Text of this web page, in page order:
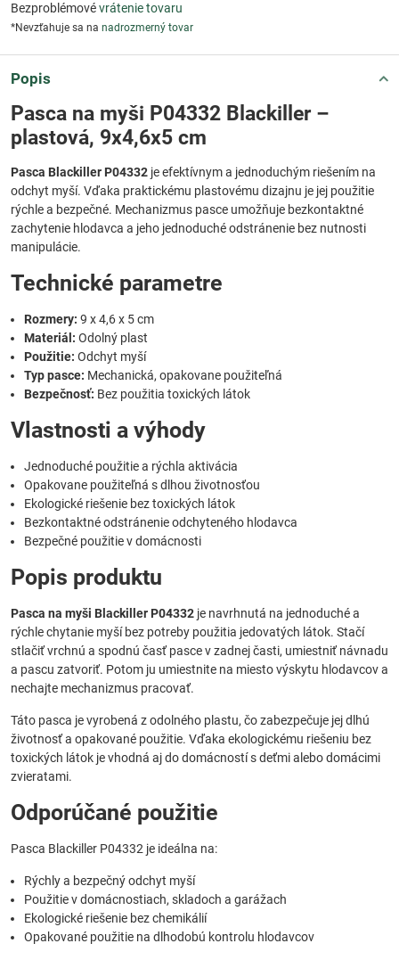
Bezproblémovévrátenie tovaru
*Nevzťahuje sa na nadrozmerný tovar
Popis
Pasca na myši P04332 Blackiller –
plastová, 9x4,6x5 cm
Pasca Blackiller P04332 je efektívnym a jednoduchým riešením na
odchyt myší. Vďaka praktickému plastovému dizajnu je jej použitie
rýchle a bezpečné. Mechanizmus pasce umožňuje bezkontaktné
zachytenie hlodavca a jeho jednoduché odstránenie bez nutnosti
manipulácie.
Technické parametre
Rozmery: 9 x 4,6 x 5 cm
Materiál: Odolný plast
Použitie: Odchyt myší
Typ pasce: Mechanická, opakovane použiteľná
Bezpečnosť: Bez použitia toxických látok
Vlastnosti a výhody
Jednoduché použitie a rýchla aktivácia
Opakovane použiteľná s dlhou životnosťou
Ekologické riešenie bez toxických látok
Bezkontaktné odstránenie odchyteného hlodavca
Bezpečné použitie v domácnosti
Popis produktu
Pasca na myši Blackiller P04332 je navrhnutá na jednoduché a
rýchle chytanie myší bez potreby použitia jedovatých látok. Stačí
stlačiť vrchnú a spodnú časť pasce v zadnej časti, umiestniť návnadu
a pascu zatvoriť. Potom ju umiestnite na miesto výskytu hlodavcov a
nechajte mechanizmus pracovať.
Táto pasca je vyrobená z odolného plastu, čo zabezpečuje jej dlhú
životnosť a opakované použitie. Vďaka ekologickému riešeniu bez
toxických látok je vhodná aj do domácností s deťmi alebo domácimi
zvieratami.
Odporúčané použitie
Pasca Blackiller P04332 je ideálna na:
Rýchly a bezpečný odchyt myší
Použitie v domácnostiach, skladoch a garážach
Ekologické riešenie bez chemikálií
Opakované použitie na dlhodobú kontrolu hlodavcov